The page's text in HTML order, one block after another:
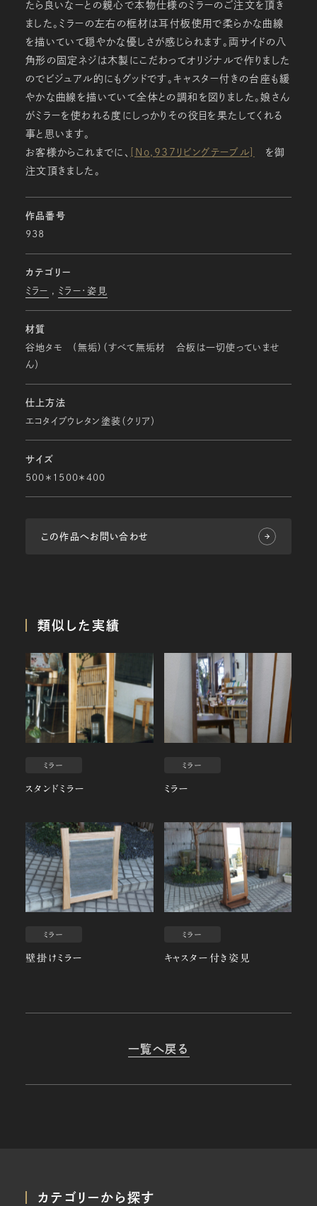
たら良いなーとの親心で本物仕様のミラーのご注文を頂き
ました。ミラーの左右の框材は耳付板使用で柔らかな曲線
を描いていて穏やかな優しさが感じられます。両サイドの八
角形の固定ネジは木製にこだわってオリジナルで作りました
のでビジュアル的にもグッドです。キャスター付きの台座も緩
やかな曲線を描いていて全体との調和を図りました。娘さん
がミラーを使われる度にしっかりその役目を果たしてくれる
事と思います。
お客様からこれまでに、 [No,937リビングテーブル] を御
注文頂きました。
作品番号
938
カテゴリー
ミラー ミラー・姿見
材質
谷地タモ (無垢)（すべて無垢材 合板は一切使っていませ
ん）
仕上方法
エコタイプウレタン塗装（クリア）
サイズ
500＊1500＊400
この作品へお問い合わせ
類似した実績
ミラー
スタンドミラー
ミラー
ミラー
ミラー
壁掛けミラー
ミラー
キャスター付き姿見
一覧へ戻る
カテゴリーから探す